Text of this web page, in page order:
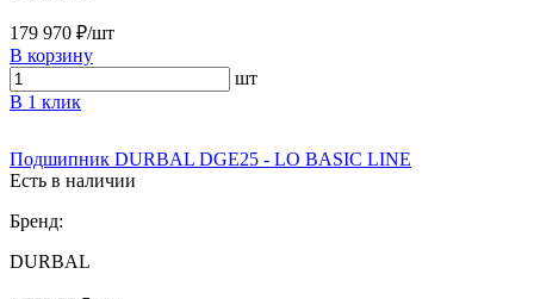
179 970 ₽/шт
В корзину
шт
В 1 клик
Подшипник DURBAL DGE25 - LO BASIC LINE
Есть в наличии
Бренд:
DURBAL